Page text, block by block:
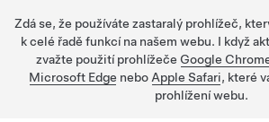
Zdá se, že používáte zastaralý prohlížeč,
k celé řadě funkcí na našem webu. I když
zvažte použití prohlížeče Google
Microsoft Edge nebo Apple Safari, které
prohlížení webu.